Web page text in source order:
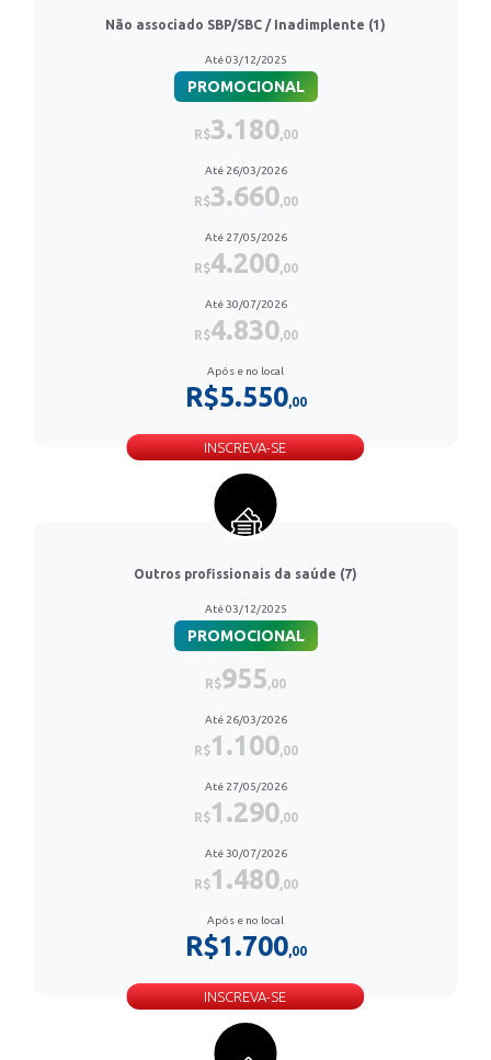
Não associado SBP/SBC / Inadimplente (1)
Até 03/12/2025
PROMOCIONAL
R$3.180,00
Até 26/03/2026
R$3.660,00
Até 27/05/2026
R$4.200,00
Até 30/07/2026
R$4.830,00
Após e no local
R$5.550,00
INSCREVA-SE
Outros profissionais da saúde (7)
Até 03/12/2025
PROMOCIONAL
R$955,00
Até 26/03/2026
R$1.100,00
Até 27/05/2026
R$1.290,00
Até 30/07/2026
R$1.480,00
Após e no local
R$1.700,00
INSCREVA-SE